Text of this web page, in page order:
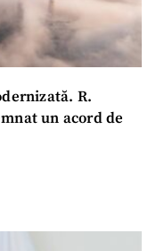
R.
un acord de